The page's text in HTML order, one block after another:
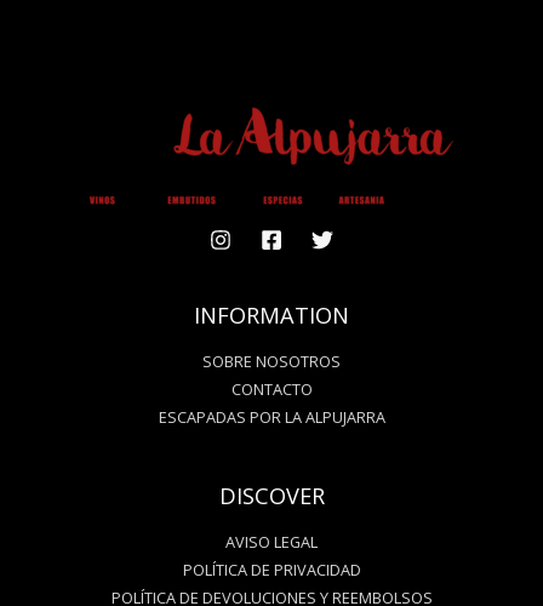
INFORMATION
SOBRE NOSOTROS
CONTACTO
ESCAPADAS POR LA ALPUJARRA
DISCOVER
AVISO LEGAL
POLÍTICA DE PRIVACIDAD
POLÍTICA DE DEVOLUCIONES Y REEMBOLSOS